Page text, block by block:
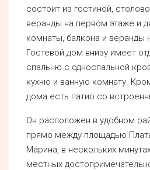
состоит из гостиной,
веранды на первом этаже и
комнаты, балкона и веранды
Гостевой дом внизу имеет
спальню с односпальной
кухню и ванную комнату.
дома есть патио со
Он расположен в удобном
прямо между площадью
Марина, в нескольких
местных